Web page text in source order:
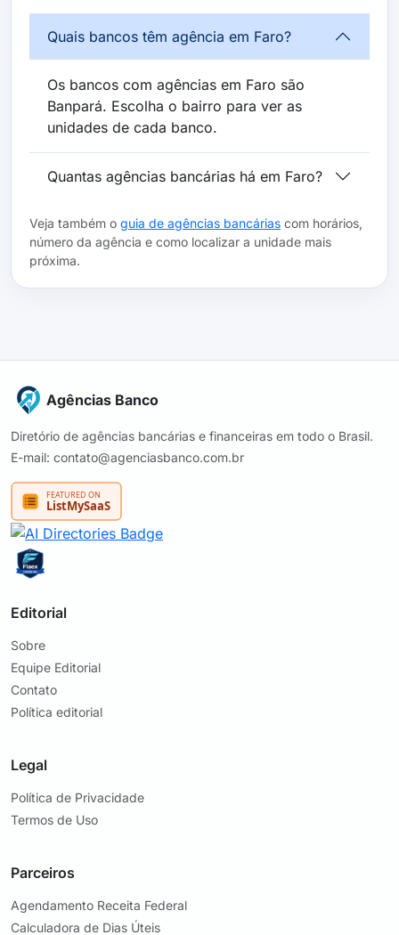
Quais bancos têm agência em Faro?
Os bancos com agências em Faro são
Banpará. Escolha o bairro para ver as
unidades de cada banco.
Quantas agências bancárias há em Faro?
Veja também o guia de agências bancárias com horários,
número da agência e como localizar a unidade mais
próxima.
Agências Banco
Diretório de agências bancárias e financeiras em todo o Brasil.
E-mail: contato@agenciasbanco.com.br
Editorial
Sobre
Equipe Editorial
Contato
Política editorial
Legal
Política de Privacidade
Termos de Uso
Parceiros
Agendamento Receita Federal
Calculadora de Dias Úteis